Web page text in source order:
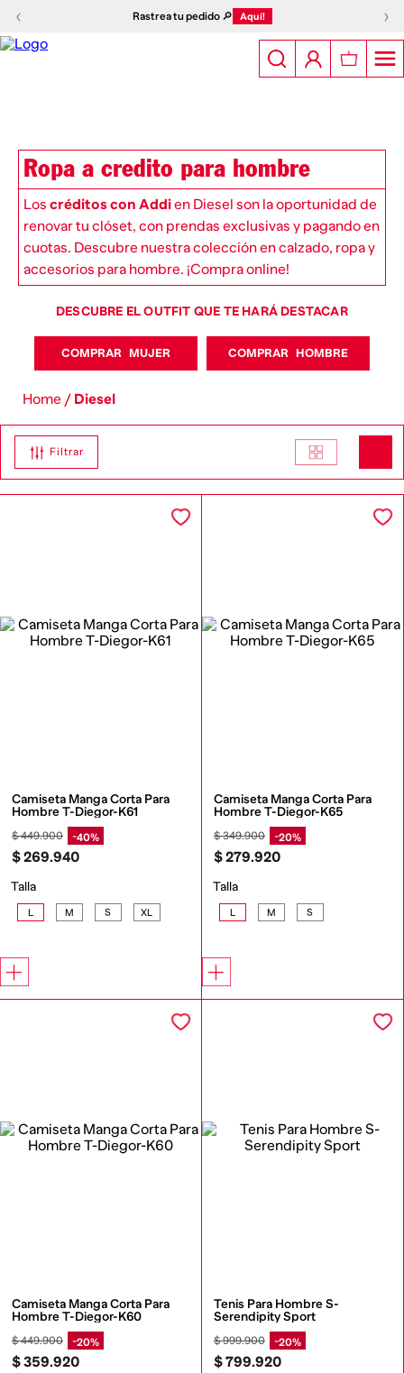
‹ Rastrea tu pedido 🔎 Aquí! ›
Ropa a credito para hombre
Los créditos con Addien Diesel son la oportunidad de
renovar tu clóset, con prendas exclusivas y pagando en
cuotas. Descubre nuestra colección en calzado, ropa y
accesorios para hombre. ¡Compra online!
DESCUBRE EL OUTFIT QUE TE HARÁ DESTACAR
COMPRAR MUJER COMPRAR HOMBRE
Home / Diesel
Filtrar
Camiseta Manga Corta Para
Hombre T-Diegor-K61
$449.900 40%
$269.940
Talla
L M S XL
Camiseta Manga Corta Para
Hombre T-Diegor-K65
$349.900 20%
$279.920
Talla
L M S
Camiseta Manga Corta Para
Hombre T-Diegor-K60
$449.900 20%
$359.920
Tenis Para Hombre S-
Serendipity Sport
$999.900 20%
$799.920